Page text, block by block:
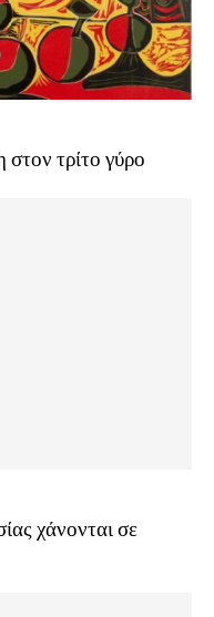
τρίτο γύρο
χάνονται σε